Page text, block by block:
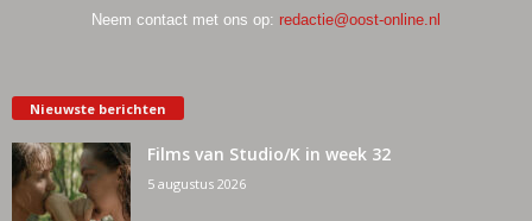
Neem contact met ons op: redactie@oost-online.nl
Nieuwste berichten
Films van Studio/K in week 32
5 augustus 2026